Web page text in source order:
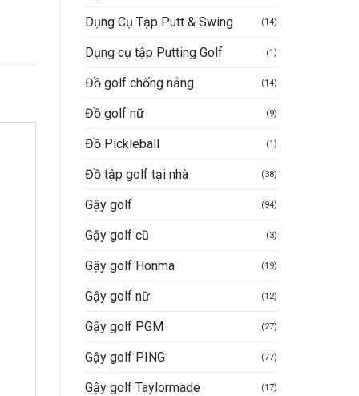
Dụng Cụ Tập Putt & Swing (14)
Dụng cụ tập Putting Golf (1)
Đồ golf chống nắng (14)
Đồ golf nữ (9)
Đồ Pickleball (1)
Đồ tập golf tại nhà (38)
Gậy golf (94)
Gậy golf cũ (3)
Gậy golf Honma (19)
Gậy golf nữ (12)
Gậy golf PGM (27)
Gậy golf PING (77)
Gậy golf Taylormade (17)